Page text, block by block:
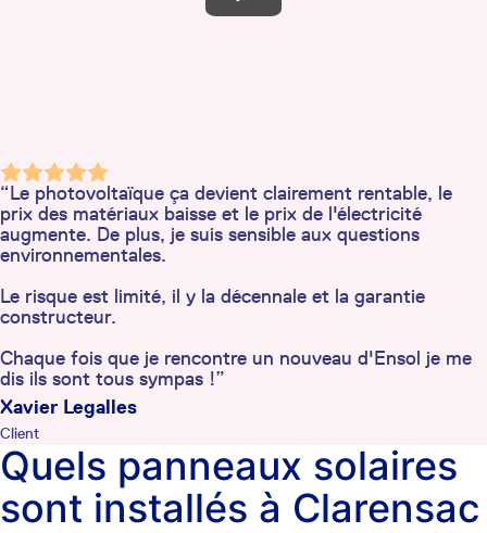
“Le photovoltaïque ça devient clairement rentable, le
prix des matériaux baisse et le prix de l'électricité
augmente. De plus, je suis sensible aux questions
environnementales.
Le risque est limité, il y la décennale et la garantie
constructeur.
Chaque fois que je rencontre un nouveau d'Ensol je me
dis ils sont tous sympas !”
Xavier Legalles
Client
Quels panneaux solaires
sont installés à Clarensac